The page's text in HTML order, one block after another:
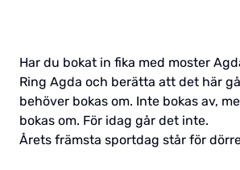
Har du bokat in fika med moster
Ring Agda och berätta att det här
behöver bokas om. Inte bokas av,
bokas om. För idag går det inte.
Årets främsta sportdag står för